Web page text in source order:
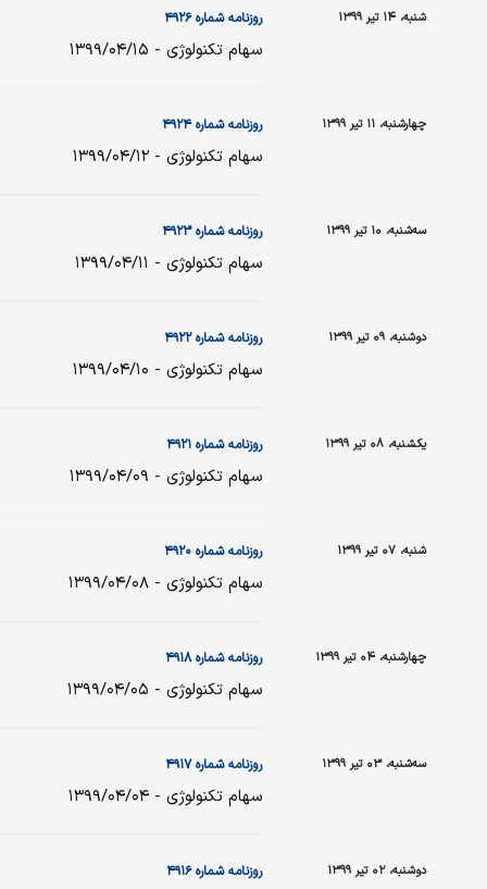
شنبه، ۱۴ تیر ۱۳۹۹ روزنامه شماره ۴۹۲۶
سهام تکنولوژی - ۱۳۹۹/۰۴/۱۵
چهارشنبه، ۱۱ تیر ۱۳۹۹ روزنامه شماره ۴۹۲۴
سهام تکنولوژی - ۱۳۹۹/۰۴/۱۲
سه‌شنبه، ۱۰ تیر ۱۳۹۹ روزنامه شماره ۴۹۲۳
سهام تکنولوژی - ۱۳۹۹/۰۴/۱۱
دوشنبه، ۰۹ تیر ۱۳۹۹ روزنامه شماره ۴۹۲۲
سهام تکنولوژی - ۱۳۹۹/۰۴/۱۰
یکشنبه، ۰۸ تیر ۱۳۹۹ روزنامه شماره ۴۹۲۱
سهام تکنولوژی - ۱۳۹۹/۰۴/۰۹
شنبه، ۰۷ تیر ۱۳۹۹ روزنامه شماره ۴۹۲۰
سهام تکنولوژی - ۱۳۹۹/۰۴/۰۸
چهارشنبه، ۰۴ تیر ۱۳۹۹ روزنامه شماره ۴۹۱۸
سهام تکنولوژی - ۱۳۹۹/۰۴/۰۵
سه‌شنبه، ۰۳ تیر ۱۳۹۹ روزنامه شماره ۴۹۱۷
سهام تکنولوژی - ۱۳۹۹/۰۴/۰۴
دوشنبه، ۰۲ تیر ۱۳۹۹ روزنامه شماره ۴۹۱۶